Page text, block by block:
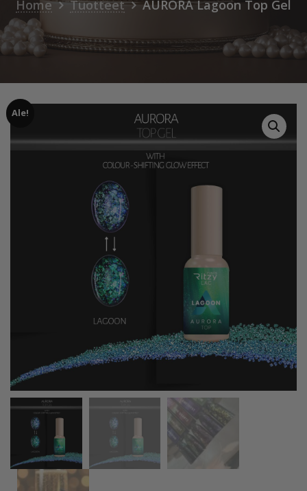
Home Tuotteet AURORA Lagoon Top Gel
Ale!